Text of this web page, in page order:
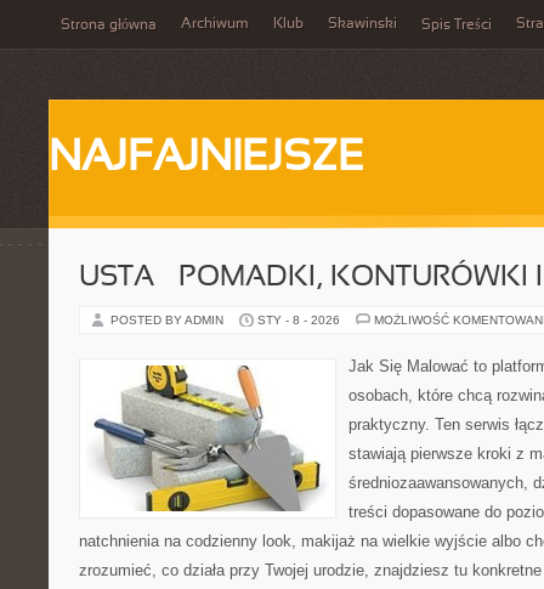
Strona główna Archiwum Klub Skawinski Spis Treści
NAJFAJNIEJSZE
USTA – POMADKI, KONTURÓWKI
POSTED BY ADMIN STY - 8 - 2026 MOŻLIWOŚĆ
Jak Się Malować to
osobach, które chcą
praktyczny. Ten serwis
stawiają pierwsze kroki z
średniozaawansowanych,
treści dopasowane do
natchnienia na codzienny look, makijaż na wielkie wyjście albo
zrozumieć, co działa przy Twojej urodzie, znajdziesz tu